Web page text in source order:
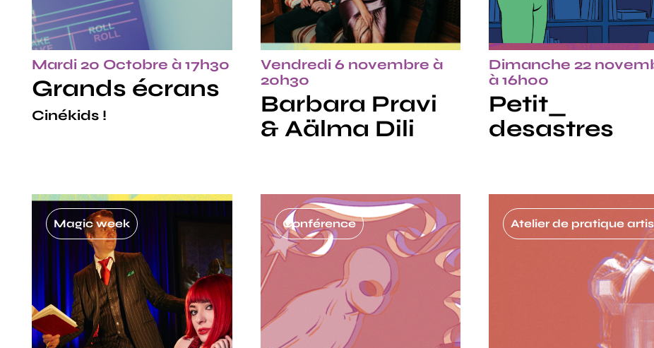
Mardi 20 Octobre à 17h30
Grands écrans
Cinékids !
Vendredi 6 novembre à
20h30
Barbara Pravi
& Aälma Dili
Dimanche 22
à 16h00
Petit_
desastres
Magic week Conférence Atelier de pratique